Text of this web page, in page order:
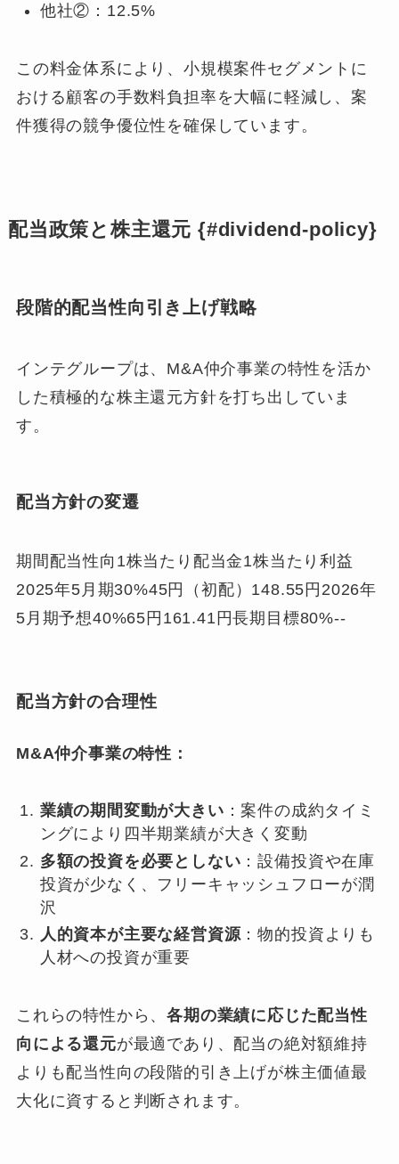
他社②：12.5%
この料金体系により、小規模案件セグメントに
おける顧客の手数料負担率を大幅に軽減し、案
件獲得の競争優位性を確保しています。
配当政策と株主還元 {#dividend-policy}
段階的配当性向引き上げ戦略
インテグループは、M&A仲介事業の特性を活か
した積極的な株主還元方針を打ち出していま
す。
配当方針の変遷
期間配当性向1株当たり配当金1株当たり利益
2025年5月期30%45円（初配）148.55円2026年
5月期予想40%65円161.41円長期目標80%--
配当方針の合理性
M&A仲介事業の特性：
業績の期間変動が大きい ：案件の成約タイミ
ングにより四半期業績が大きく変動
多額の投資を必要としない ：設備投資や在庫
投資が少なく、フリーキャッシュフローが潤
沢
人的資本が主要な経営資源：物的投資よりも
人材への投資が重要
これらの特性から、各期の業績に応じた配当性
向による還元が最適であり、配当の絶対額維持
よりも配当性向の段階的引き上げが株主価値最
大化に資すると判断されます。